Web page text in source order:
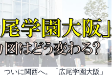
ついに関西へ。「広尾学園大阪」